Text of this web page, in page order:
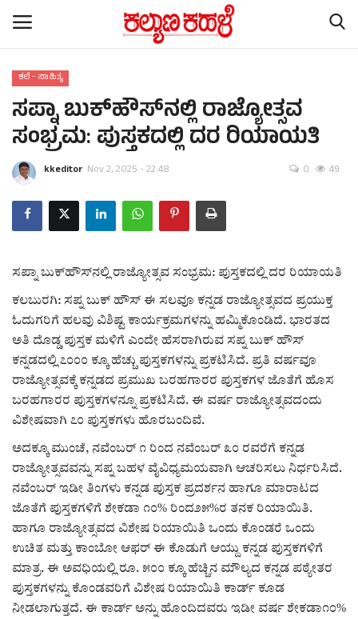
Home
Subscription
Contact
ರಾಷ್ಟ್ರೀಯ ಸುದ್ದಿ
ರಾಜ್ಯ ಸುದ್ದಿ
ಕಲೆ - ಸಾಹಿತ್ಯ
ಕ್ರೈಂ ಸ್ಟೋರಿ
ರಾಜಕೀಯ
e-paper (ಇ–ಪೇಪರ್‌)
ಪುಸ್ತಕ ಪರಿಚಯ
ಅಂಕಣ
ಸಾಧಕರ ಪರಿಚಯ
ಕಲೆ - ಸಾಹಿತ್ಯ
ಸಪ್ನಾ ಬುಕ್‌ಹೌಸ್‌ನಲ್ಲಿ ರಾಜ್ಯೋತ್ಸವ
ಸಂಭ್ರಮ: ಪುಸ್ತಕದಲ್ಲಿ ದರ ರಿಯಾಯತಿ
kkeditor Nov 2, 2025 - 22:48 0 49
ಸಪ್ನಾ ಬುಕ್‌ಹೌಸ್‌ನಲ್ಲಿ ರಾಜ್ಯೋತ್ಸವ ಸಂಭ್ರಮ: ಪುಸ್ತಕದಲ್ಲಿ ದರ ರಿಯಾಯತಿ
ಕಲಬುರಗಿ: ಸಪ್ನ ಬುಕ್ ಹೌಸ್ ಈ ಸಲವೂ ಕನ್ನಡ ರಾಜ್ಯೋತ್ಸವದ ಪ್ರಯುಕ್ತ
ಓದುಗರಿಗೆ ಹಲವು ವಿಶಿಷ್ಟ ಕಾರ್ಯಕ್ರಮಗಳನ್ನು ಹಮ್ಮಿಕೊಂಡಿದೆ. ಭಾರತದ
ಅತಿ ದೊಡ್ಡ ಪುಸ್ತಕ ಮಳಿಗೆ ಎಂದೇ ಹೆಸರಾಗಿರುವ ಸಪ್ನ ಬುಕ್ ಹೌಸ್
ಕನ್ನಡದಲ್ಲಿ ೭೦೦೦ ಕ್ಕೂ ಹೆಚ್ಚು ಪುಸ್ತಕಗಳನ್ನು ಪ್ರಕಟಿಸಿದೆ. ಪ್ರತಿ ವರ್ಷವೂ
ರಾಜ್ಯೋತ್ಸವಕ್ಕೆ ಕನ್ನಡದ ಪ್ರಮುಖ ಬರಹಗಾರರ ಪುಸ್ತಕಗಳ ಜೊತೆಗೆ ಹೊಸ
ಬರಹಗಾರರ ಪುಸ್ತಕಗಳನ್ನೂ ಪ್ರಕಟಿಸಿದೆ. ಈ ವರ್ಷ ರಾಜ್ಯೋತ್ಸವದಂದು
ವಿಶೇಷವಾಗಿ ೭೦ ಪುಸ್ತಕಗಳು ಹೊರಬಂದಿವೆ.
ಅದಕ್ಕೂ ಮುಂಚೆ, ನವೆಂಬರ್ ೧ ರಿಂದ ನವೆಂಬರ್ ೩೦ ರವರೆಗೆ ಕನ್ನಡ
ರಾಜ್ಯೋತ್ಸವವನ್ನು ಸಪ್ನ ಬಹಳ ವೈವಿಧ್ಯಮಯವಾಗಿ ಆಚರಿಸಲು ನಿರ್ಧರಿಸಿದೆ.
ನವೆಂಬರ್ ಇಡೀ ತಿಂಗಳು ಕನ್ನಡ ಪುಸ್ತಕ ಪ್ರದರ್ಶನ ಹಾಗೂ ಮಾರಾಟದ
ಜೊತೆಗೆ ಪುಸ್ತಕಗಳಿಗೆ ಶೇಕಡಾ ೧೦% ರಿಂದ೨೫%ರ ತನಕ ರಿಯಾಯಿತಿ.
ಹಾಗೂ ರಾಜ್ಯೋತ್ಸವದ ವಿಶೇಷ ರಿಯಾಯಿತಿ ಒಂದು ಕೊಂಡರೆ ಒಂದು
ಉಚಿತ ಮತ್ತು ಕಾಂಬೋ ಆಫರ್ ಈ ಕೊಡುಗೆ ಆಯ್ದು ಕನ್ನಡ ಪುಸ್ತಕಗಳಿಗೆ
ಮಾತ್ರ. ಈ ಅವಧಿಯಲ್ಲಿ ರೂ. ೫೦೦ ಕ್ಕೂ ಹೆಚ್ಚಿನ ಮೌಲ್ಯದ ಕನ್ನಡ ಪಠ್ಯೇತರ
ಪುಸ್ತಕಗಳನ್ನು ಕೊಂಡವರಿಗೆ ವಿಶೇಷ ರಿಯಾಯಿತಿ ಕಾರ್ಡ್ ಕೂಡ
ನೀಡಲಾಗುತ್ತದೆ. ಈ ಕಾರ್ಡ್ ಅನ್ನು ಹೊಂದಿದವರು ಇಡೀ ವರ್ಷ ಶೇಕಡಾ೧೦%